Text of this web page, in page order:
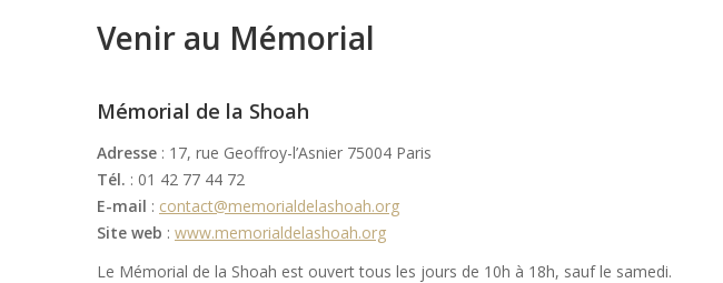
Venir au Mémorial
Mémorial de la Shoah
Adresse : 17, rue Geoffroy-l’Asnier 75004 Paris
Tél. : 01 42 77 44 72
E-mail : contact@memorialdelashoah.org
Site web : www.memorialdelashoah.org
Le Mémorial de la Shoah est ouvert tous les jours de 10h à 18h, sauf le samedi.